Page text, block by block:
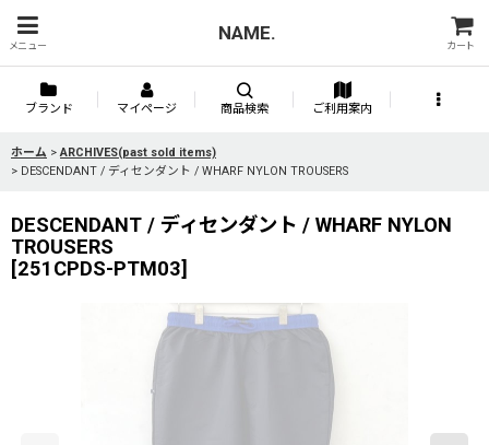
メニュー
NAME.
カート
ブランド マイページ 商品検索 ご利用案内
ホーム > ARCHIVES(past sold items)
> DESCENDANT / ディセンダント / WHARF NYLON TROUSERS
DESCENDANT / ディセンダント / WHARF NYLON
TROUSERS
[251CPDS-PTM03]